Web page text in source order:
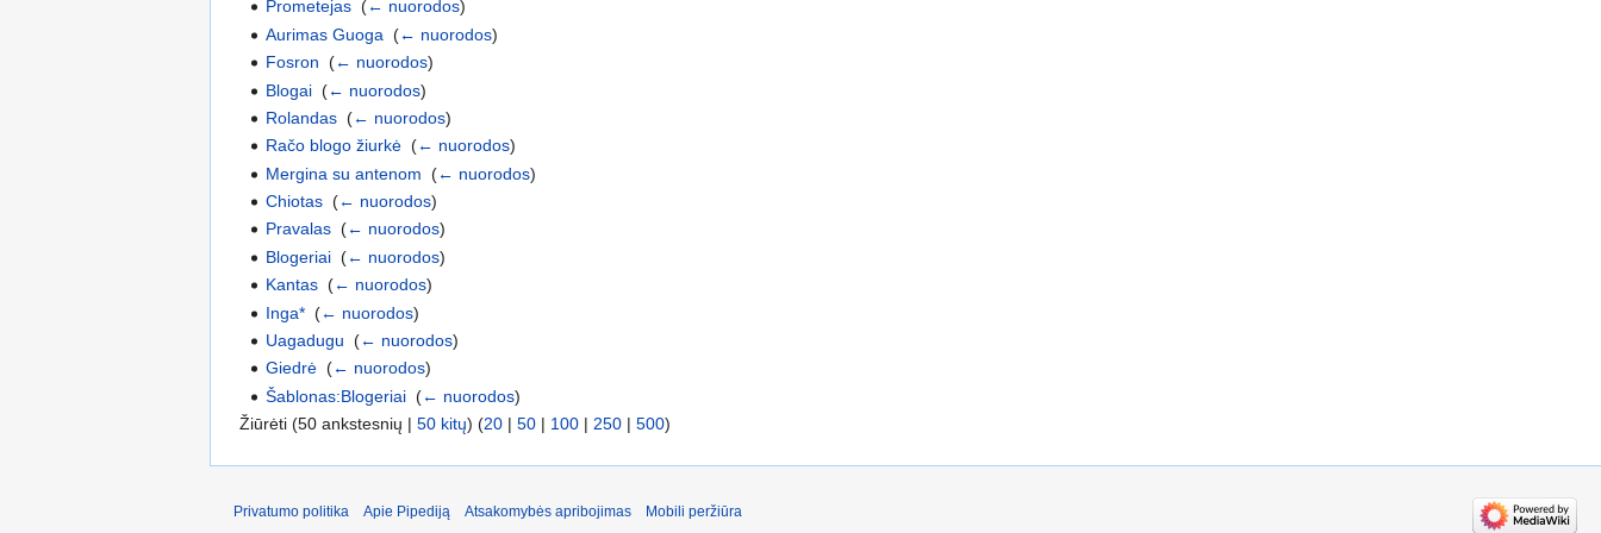
Prometejas ‎(← nuorodos)
Aurimas Guoga ‎(← nuorodos)
Fosron ‎(← nuorodos)
Blogai ‎(← nuorodos)
Rolandas ‎(← nuorodos)
Račo blogo žiurkė ‎(← nuorodos)
Mergina su antenom ‎(← nuorodos)
Chiotas ‎(← nuorodos)
Pravalas ‎(← nuorodos)
Blogeriai ‎(← nuorodos)
Kantas ‎(← nuorodos)
Inga* ‎(← nuorodos)
Uagadugu ‎(← nuorodos)
Giedrė ‎(← nuorodos)
Šablonas:Blogeriai ‎(← nuorodos)
Žiūrėti (50 ankstesnių | 50 kitų) (20 | 50 | 100 | 250 | 500)
Privatumo politika Apie Pipediją Atsakomybės apribojimas Mobili peržiūra